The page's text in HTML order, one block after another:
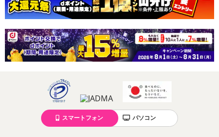
スマートフォン パソコン